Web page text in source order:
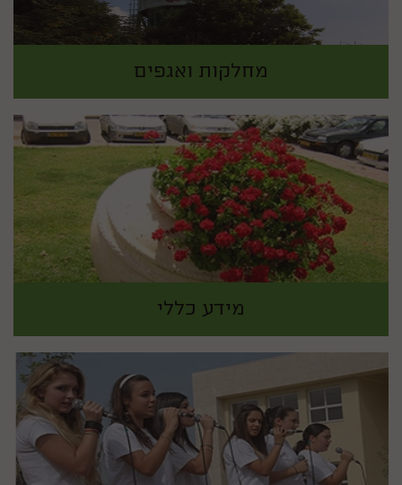
מחלקות ואגפים
מידע כללי